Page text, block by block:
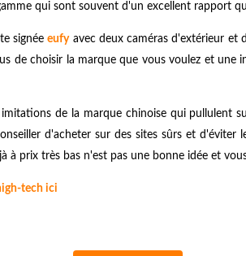
qui sont souvent d'un excellent rapport
signéeeufyavec deux caméras d'extérieur et
de choisir la marque que vous voulez et une
de la marque chinoise qui pullulent
d'acheter sur des sites sûrs et d'éviter
à prix très bas n'est pas une bonne idée et
tech ici